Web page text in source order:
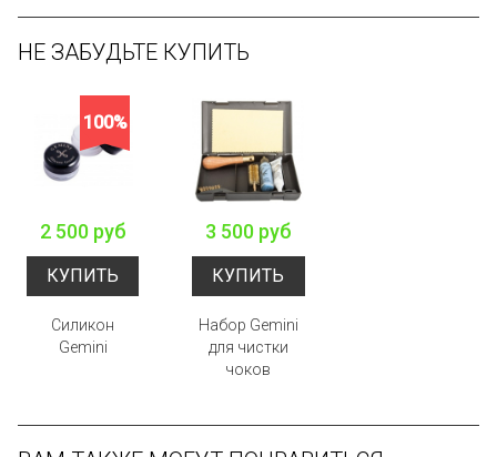
НЕ ЗАБУДЬТЕ КУПИТЬ
100%
2 500 руб
КУПИТЬ
Силикон
Gemini
3 500 руб
КУПИТЬ
Набор Gemini
для чистки
чоков